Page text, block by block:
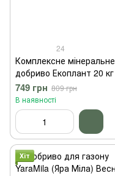
24
Комплексне мінеральне
добриво Екоплант 20 кг
749 грн 809 грн
В наявності
Хіт